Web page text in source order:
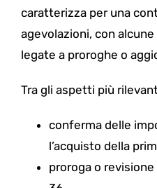
caratterizza per una
agevolazioni, con
legate a proroghe o
Tra gli aspetti più
conferma delle
l’acquisto della
proroga o